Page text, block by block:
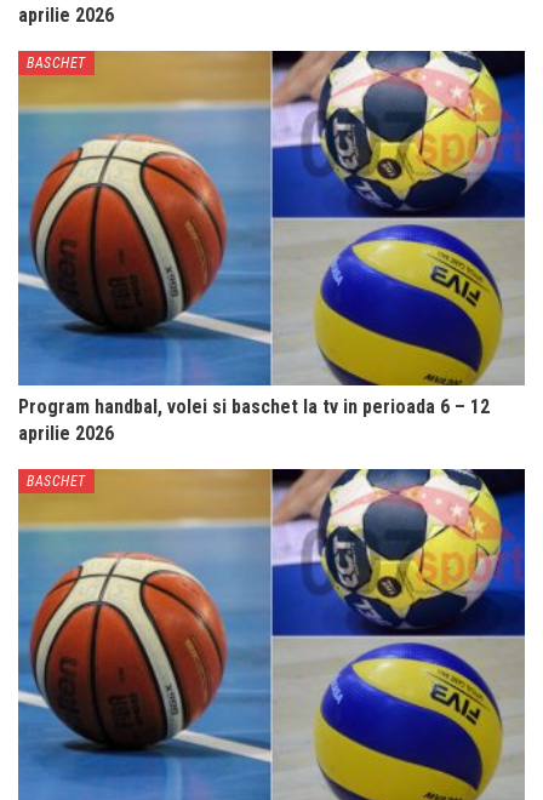
aprilie 2026
BASCHET
Program handbal, volei si baschet la tv in perioada 6 – 12
aprilie 2026
BASCHET